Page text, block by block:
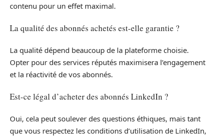
contenu pour un effet maximal.
La qualité des abonnés achetés est-elle garantie ?
La qualité dépend beaucoup de la plateforme choisie.
Opter pour des services réputés maximisera l’engagement
et la réactivité de vos abonnés.
Est-ce légal d’acheter des abonnés LinkedIn ?
Oui, cela peut soulever des questions éthiques, mais tant
que vous respectez les conditions d’utilisation de LinkedIn,